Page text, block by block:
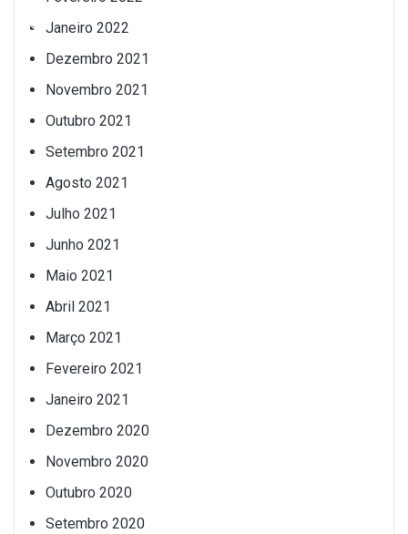
Janeiro 2022
Dezembro 2021
Novembro 2021
Outubro 2021
Setembro 2021
Agosto 2021
Julho 2021
Junho 2021
Maio 2021
Abril 2021
Março 2021
Fevereiro 2021
Janeiro 2021
Dezembro 2020
Novembro 2020
Outubro 2020
Setembro 2020